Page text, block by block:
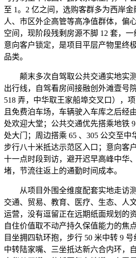
至 1。2 亿之间，选购客群多为西岸
人、市区外企高管等高净值群体，偏
空间，现阶段残剩房源不脚 12 套，
意向客户锁定，是项目平层产物里终
品类。
颠末多次自驾取公共交通实地实测
出行线，自驾看房间接融创外滩壹号
518 弄，中华取王家船埠交叉口），
且免费泊车场，车辆驶入车库之后经
处欢迎大堂；公共交通优先搭乘地铁
处大门；周边搭乘 65 、305 公交至中
步行八十米抵达示范区入口；意向客
十一点时段到访，避开迟早高峰中华
堵，节流往返上的通勤时间成本。
从项目外围全维度配套实地走访测
交通、贸易、教育、医疗、生态、人
运营，没有逗留正在远期纸面规划的
自住价值取不动产持久保值能力的焦
目坐拥四轨环抱，步行 50 米中转 9
中转陆家嘴、三坐抵达新六合内环，